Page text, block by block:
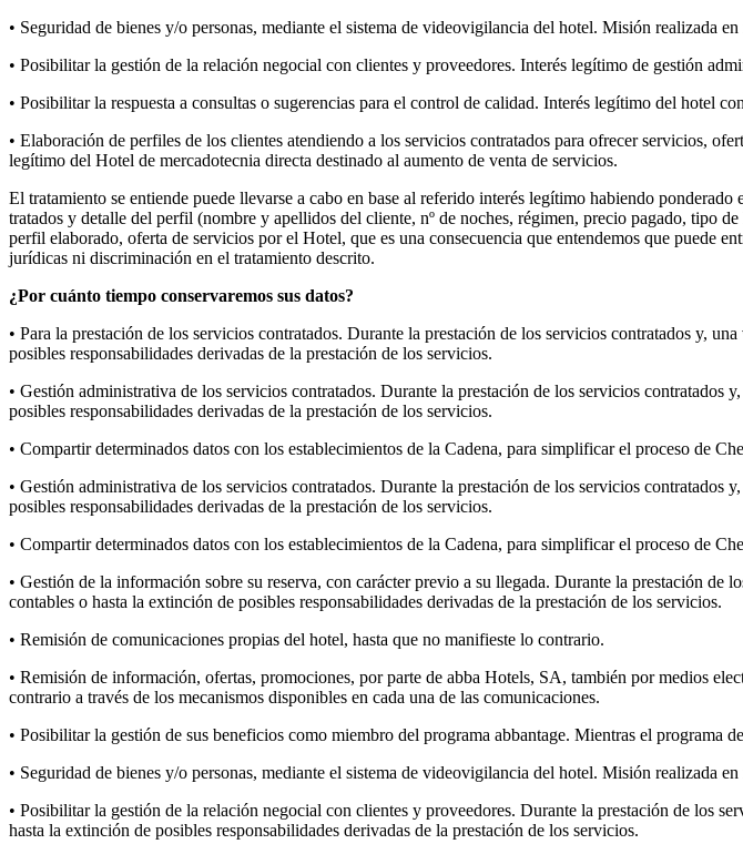
• Seguridad de bienes y/o personas, mediante el sistema de videovigilancia del hotel. Misión realizada
• Posibilitar la gestión de la relación negocial con clientes y proveedores. Interés legítimo de gestión
• Posibilitar la respuesta a consultas o sugerencias para el control de calidad. Interés legítimo del hotel
• Elaboración de perfiles de los clientes atendiendo a los servicios contratados para ofrecer servicios,
legítimo del Hotel de mercadotecnia directa destinado al aumento de venta de servicios.
El tratamiento se entiende puede llevarse a cabo en base al referido interés legítimo habiendo
tratados y detalle del perfil (nombre y apellidos del cliente, nº de noches, régimen, precio pagado, tipo
perfil elaborado, oferta de servicios por el Hotel, que es una consecuencia que entendemos que puede
jurídicas ni discriminación en el tratamiento descrito.
¿Por cuánto tiempo conservaremos sus datos?
• Para la prestación de los servicios contratados. Durante la prestación de los servicios contratados y,
posibles responsabilidades derivadas de la prestación de los servicios.
• Gestión administrativa de los servicios contratados. Durante la prestación de los servicios
posibles responsabilidades derivadas de la prestación de los servicios.
• Compartir determinados datos con los establecimientos de la Cadena, para simplificar el proceso de
• Gestión administrativa de los servicios contratados. Durante la prestación de los servicios
posibles responsabilidades derivadas de la prestación de los servicios.
• Compartir determinados datos con los establecimientos de la Cadena, para simplificar el proceso de
• Gestión de la información sobre su reserva, con carácter previo a su llegada. Durante la prestación
contables o hasta la extinción de posibles responsabilidades derivadas de la prestación de los servicios.
• Remisión de comunicaciones propias del hotel, hasta que no manifieste lo contrario.
• Remisión de información, ofertas, promociones, por parte de abba Hotels, SA, también por medios
contrario a través de los mecanismos disponibles en cada una de las comunicaciones.
• Posibilitar la gestión de sus beneficios como miembro del programa abbantage. Mientras el programa
• Seguridad de bienes y/o personas, mediante el sistema de videovigilancia del hotel. Misión realizada
• Posibilitar la gestión de la relación negocial con clientes y proveedores. Durante la prestación de los
hasta la extinción de posibles responsabilidades derivadas de la prestación de los servicios.